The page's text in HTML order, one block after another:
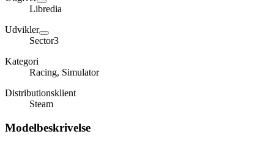
Libredia
Udvikler
Sector3
Kategori
Racing, Simulator
Distributionsklient
Steam
Modelbeskrivelse